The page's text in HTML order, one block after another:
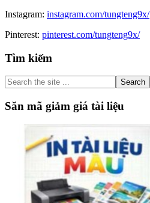
Instagram: instagram.com/tungteng9x/
Pinterest: pinterest.com/tungteng9x/
Primary
Sidebar
Tìm kiếm
Search
the
site
...
Săn mã giảm giá tài liệu